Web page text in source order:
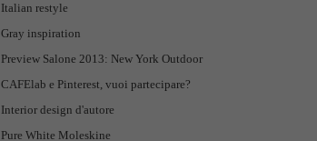
Italian restyle
Gray inspiration
Preview Salone 2013: New York Outdoor
CAFElab e Pinterest, vuoi partecipare?
Interior design d'autore
Pure White Moleskine